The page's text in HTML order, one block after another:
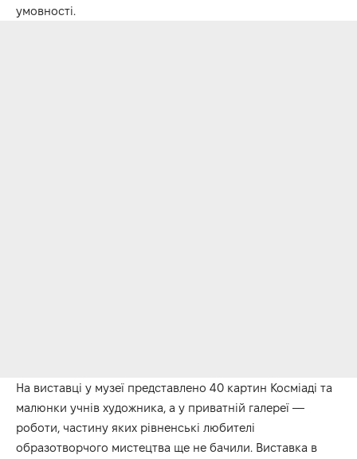
умовності.
На виставці у музеї представлено 40 картин Косміаді та
малюнки учнів художника, а у приватній галереї —
роботи, частину яких рівненські любителі
образотворчого мистецтва ще не бачили. Виставка в